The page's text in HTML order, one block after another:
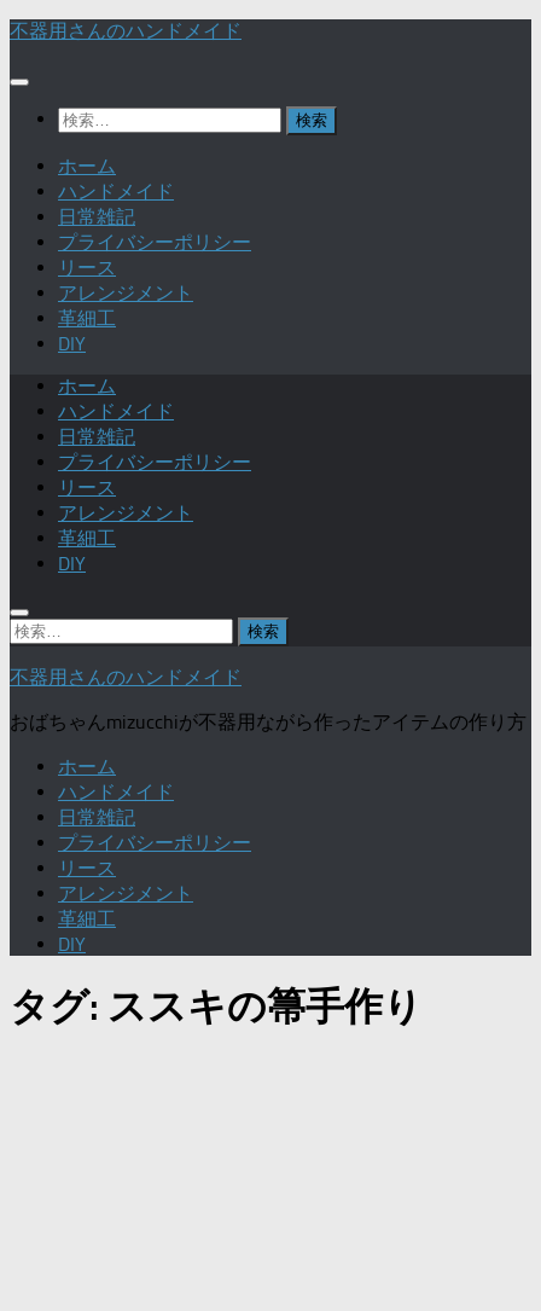
不器用さんのハンドメイド
検
ホーム
ハンドメイド
日常雑記
プライバシーポリシー
リース
アレンジメント
革細工
DIY
ホーム
ハンドメイド
日常雑記
プライバシーポリシー
リース
アレンジメント
革細工
DIY
検
不器用さんのハンドメイド
おばちゃんmizucchiが不器用ながら作ったアイテムの作り方
ホーム
ハンドメイド
日常雑記
プライバシーポリシー
リース
アレンジメント
革細工
DIY
タグ: ススキの箒手作り